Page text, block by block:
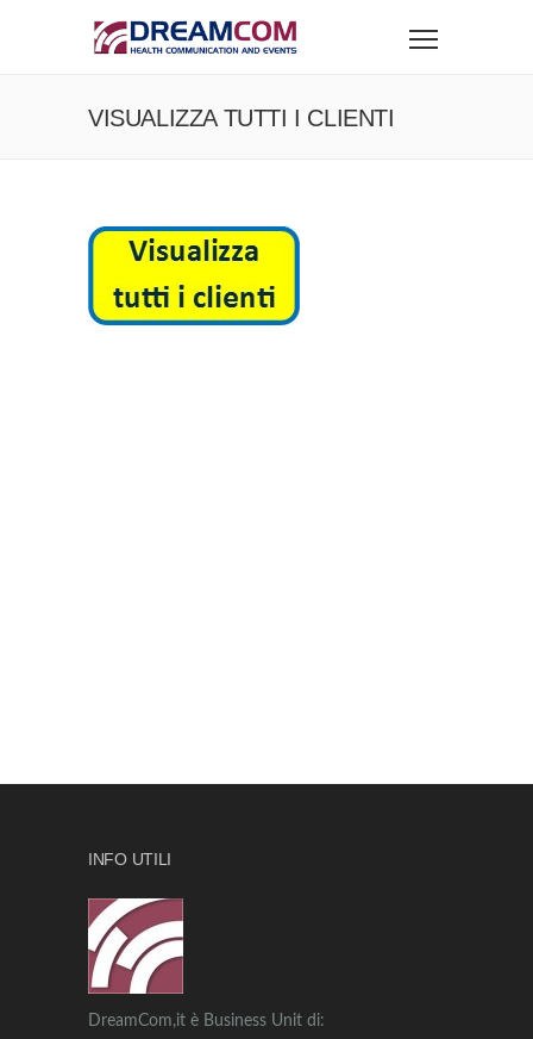
VISUALIZZA TUTTI I CLIENTI
INFO UTILI
DreamCom,it è Business Unit di: